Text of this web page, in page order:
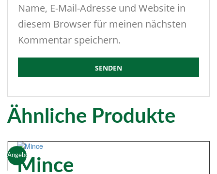
Name, E-Mail-Adresse und Website in
diesem Browser für meinen nächsten
Kommentar speichern.
Ähnliche Produkte
Angebot!
Mince